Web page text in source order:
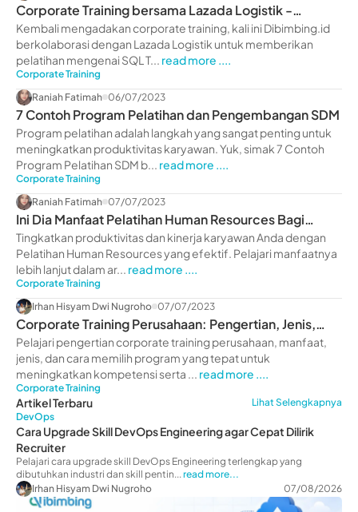
Corporate Training bersama Lazada Logistik -
dibimbing.id
Kembali mengadakan corporate training, kali ini Dibimbing.id
berkolaborasi dengan Lazada Logistik untuk memberikan
pelatihan mengenai SQL T... read more ....
Corporate Training
Raniah Fatimah 06/07/2023
7 Contoh Program Pelatihan dan Pengembangan SDM
Program pelatihan adalah langkah yang sangat penting untuk
meningkatkan produktivitas karyawan. Yuk, simak 7 Contoh
Program Pelatihan SDM b... read more ....
Corporate Training
Raniah Fatimah 07/07/2023
Ini Dia Manfaat Pelatihan Human Resources Bagi
Perusahaan
Tingkatkan produktivitas dan kinerja karyawan Anda dengan
Pelatihan Human Resources yang efektif. Pelajari manfaatnya
lebih lanjut dalam ar... read more ....
Corporate Training
Irhan Hisyam Dwi Nugroho 07/07/2023
Corporate Training Perusahaan: Pengertian, Jenis,
Manfaat
Pelajari pengertian corporate training perusahaan, manfaat,
jenis, dan cara memilih program yang tepat untuk
meningkatkan kompetensi serta ... read more ....
Corporate Training
Artikel Terbaru
Lihat Selengkapnya
DevOps
Cara Upgrade Skill DevOps Engineering agar Cepat Dilirik
Recruiter
Pelajari cara upgrade skill DevOps Engineering terlengkap yang
dibutuhkan industri dan skill pentin... read more...
Irhan Hisyam Dwi Nugroho
07/08/2026